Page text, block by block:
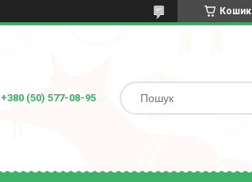
Кошик
+380 (50) 577-08-95